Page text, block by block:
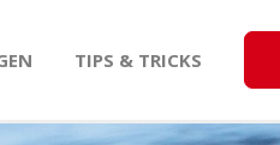
TIPS & TRICKS